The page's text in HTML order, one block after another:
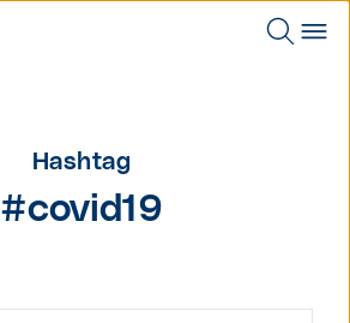
Hashtag
#covid19